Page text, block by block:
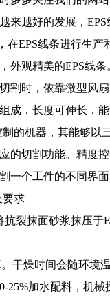
来越好的发展，
在EPS线条进行生
外观精美的EPS线
割时，依靠微型风
成，长度可伸长，
的机器，其能够
的切割功能。精度
一个工件的不同界
要求
裂抹面砂浆抹压
干燥时间会随环境
25%加水配料，机械